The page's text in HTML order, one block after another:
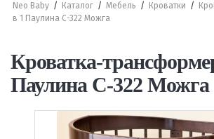
Neo Baby / Каталог / Мебель / Кроватки /
в 1 Паулина С-322 Можга
Кроватка-
Паулина С-322 Можга